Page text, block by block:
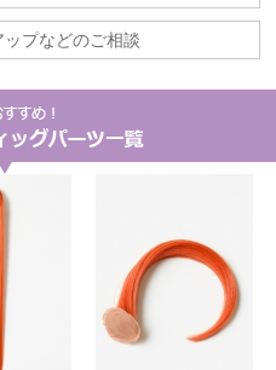
プなどのご相談